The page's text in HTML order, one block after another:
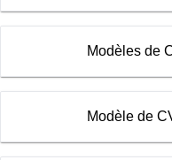
Modèles de
Modèle de